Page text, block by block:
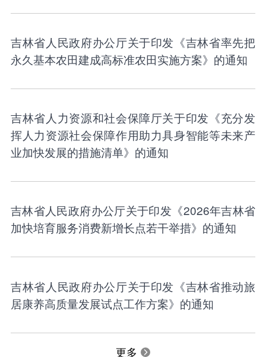
吉林省人民政府办公厅关于印发《吉林省率先把
永久基本农田建成高标准农田实施方案》的通知
吉林省人力资源和社会保障厅关于印发《充分发
挥人力资源社会保障作用助力具身智能等未来产
业加快发展的措施清单》的通知
吉林省人民政府办公厅关于印发《2026年吉林省
加快培育服务消费新增长点若干举措》的通知
吉林省人民政府办公厅关于印发《吉林省推动旅
居康养高质量发展试点工作方案》的通知
更多